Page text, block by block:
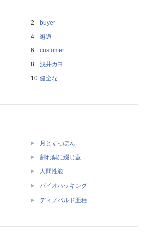
buyer
邂逅
customer
浅井カヨ
健全な
月とすっぽん
割れ鍋に綴じ蓋
人間性能
バイオハッキング
ディノバルド亜種